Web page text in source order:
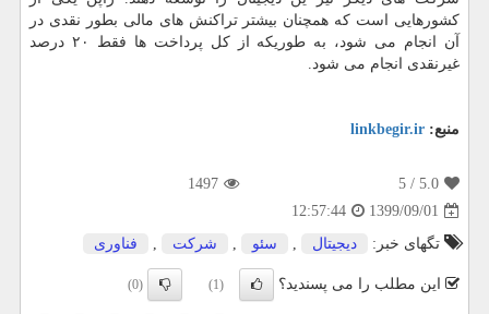
کشورهایی است که همچنان بیشتر تراکنش های مالی بطور نقدی در
آن انجام می شود، به طوریکه از کل پرداخت ها فقط ۲۰ درصد
غیرنقدی انجام می شود.
منبع: linkbegir.ir
5.0
/ 5
1497
1399/09/01
12:57:44
تگهای خبر:
دیجیتال , سئو , شركت , فناوری
این مطلب را می پسندید؟ (1)
(0)